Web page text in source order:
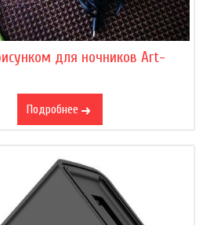
для ночников Art-
Подробнее